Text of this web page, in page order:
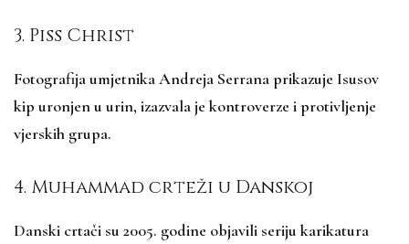
3. Piss Christ
Fotografija umjetnika Andreja Serrana prikazuje Isusov
kip uronjen u urin, izazvala je kontroverze i protivljenje
vjerskih grupa.
4. Muhammad crteži u Danskoj
Danski crtači su 2005. godine objavili seriju karikatura